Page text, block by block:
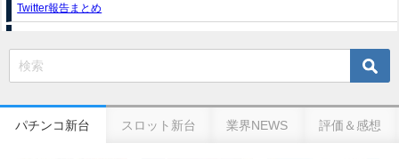
Twitter報告まとめ
e獣王-獅子の一撃-｜スペック・攻略情報
パチンコ新台 スロット新台 業界NEWS 評価＆感想